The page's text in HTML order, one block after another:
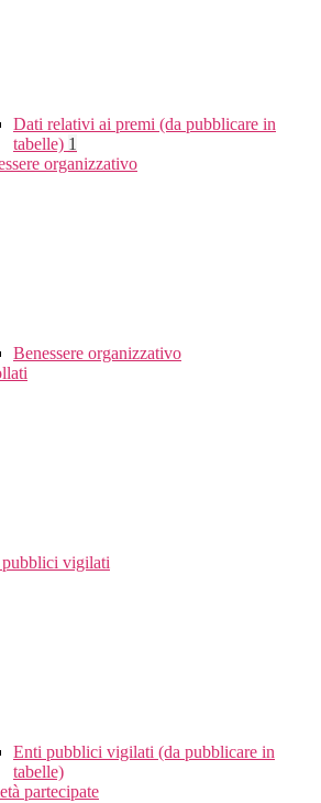
Dati relativi ai premi (da pubblicare in
tabelle) 1
organizzativo
Benessere organizzativo
vigilati
Enti pubblici vigilati (da pubblicare in
tabelle)
partecipate